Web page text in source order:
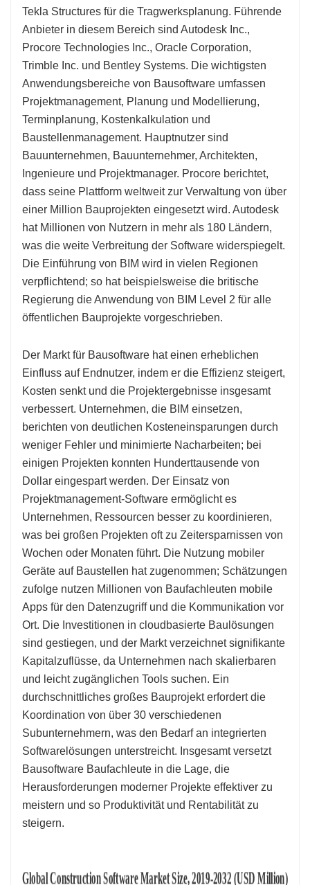
Tekla Structures für die Tragwerksplanung. Führende
Anbieter in diesem Bereich sind Autodesk Inc.,
Procore Technologies Inc., Oracle Corporation,
Trimble Inc. und Bentley Systems. Die wichtigsten
Anwendungsbereiche von Bausoftware umfassen
Projektmanagement, Planung und Modellierung,
Terminplanung, Kostenkalkulation und
Baustellenmanagement. Hauptnutzer sind
Bauunternehmen, Bauunternehmer, Architekten,
Ingenieure und Projektmanager. Procore berichtet,
dass seine Plattform weltweit zur Verwaltung von über
einer Million Bauprojekten eingesetzt wird. Autodesk
hat Millionen von Nutzern in mehr als 180 Ländern,
was die weite Verbreitung der Software widerspiegelt.
Die Einführung von BIM wird in vielen Regionen
verpflichtend; so hat beispielsweise die britische
Regierung die Anwendung von BIM Level 2 für alle
öffentlichen Bauprojekte vorgeschrieben.
Der Markt für Bausoftware hat einen erheblichen
Einfluss auf Endnutzer, indem er die Effizienz steigert,
Kosten senkt und die Projektergebnisse insgesamt
verbessert. Unternehmen, die BIM einsetzen,
berichten von deutlichen Kosteneinsparungen durch
weniger Fehler und minimierte Nacharbeiten; bei
einigen Projekten konnten Hunderttausende von
Dollar eingespart werden. Der Einsatz von
Projektmanagement-Software ermöglicht es
Unternehmen, Ressourcen besser zu koordinieren,
was bei großen Projekten oft zu Zeitersparnissen von
Wochen oder Monaten führt. Die Nutzung mobiler
Geräte auf Baustellen hat zugenommen; Schätzungen
zufolge nutzen Millionen von Baufachleuten mobile
Apps für den Datenzugriff und die Kommunikation vor
Ort. Die Investitionen in cloudbasierte Baulösungen
sind gestiegen, und der Markt verzeichnet signifikante
Kapitalzuflüsse, da Unternehmen nach skalierbaren
und leicht zugänglichen Tools suchen. Ein
durchschnittliches großes Bauprojekt erfordert die
Koordination von über 30 verschiedenen
Subunternehmern, was den Bedarf an integrierten
Softwarelösungen unterstreicht. Insgesamt versetzt
Bausoftware Baufachleute in die Lage, die
Herausforderungen moderner Projekte effektiver zu
meistern und so Produktivität und Rentabilität zu
steigern.